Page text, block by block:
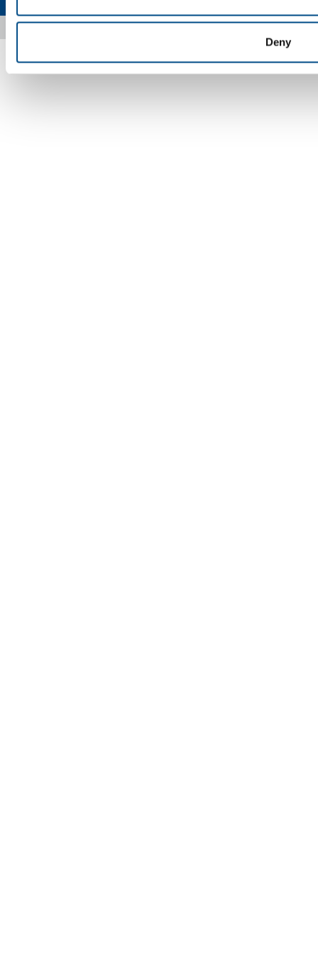
Deny
Copyright © 2026 - SOL Spa - Partita Iva: 00771260965